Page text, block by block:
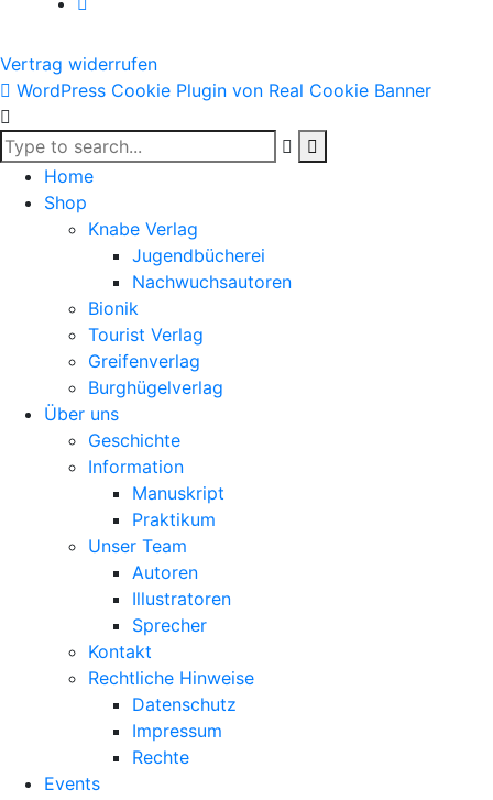
Vertrag widerrufen
WordPress Cookie Plugin von Real Cookie Banner
Home
Shop
Knabe Verlag
Jugendbücherei
Nachwuchsautoren
Bionik
Tourist Verlag
Greifenverlag
Burghügelverlag
Über uns
Geschichte
Information
Manuskript
Praktikum
Unser Team
Autoren
Illustratoren
Sprecher
Kontakt
Rechtliche Hinweise
Datenschutz
Impressum
Rechte
Events